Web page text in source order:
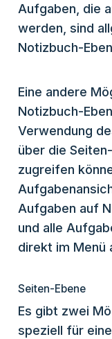
Aufgaben, die
werden, sind
Notizbuch-
Eine andere
Notizbuch-
Verwendung
über die
zugreifen
Aufgaben auf
und alle
direkt im Menü
Seiten-Ebene
Es gibt zwei
speziell für